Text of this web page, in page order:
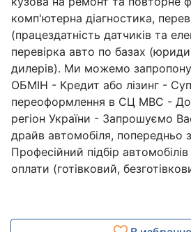
комп'ютерна діагностика,
(працездатність датчиків та
перевірка авто по базах
дилерів). Ми можемо
ОБМІН - Кредит або лізинг -
переоформлення в СЦ МВС -
регіон України - Запрошуємо
драйв автомобіля, попередньо
Професійний підбір
оплати (готівковий,